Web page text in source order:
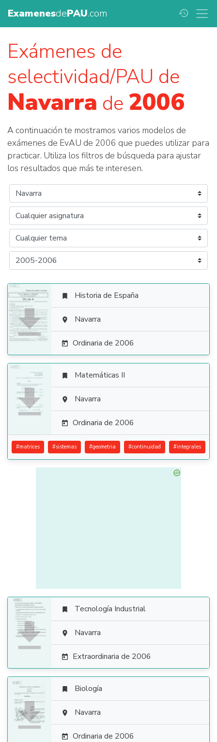
ExamenesdePAU.com history
Exámenes de
selectividad/PAU de
Navarra de 2006
A continuación te mostramos varios modelos de
exámenes de EvAU de 2006 que puedes utilizar para
practicar. Utiliza los filtros de búsqueda para ajustar
los resultados que más te interesen.

 Historia de España
 Navarra
 Ordinaria de 2006

 Matemáticas II
 Navarra
 Ordinaria de 2006
#matrices #sistemas #geometria #continuidad #integrales

 Tecnología Industrial
 Navarra
 Extraordinaria de 2006

 Biología
 Navarra
 Ordinaria de 2006